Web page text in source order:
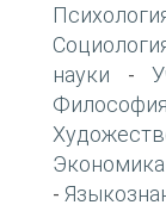
науки -
Философия
Экономика
-